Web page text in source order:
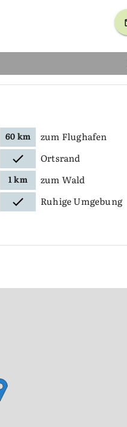
60 km
zum Flughafen
Ortsrand
1 km zum Wald
Ruhige Umgebung